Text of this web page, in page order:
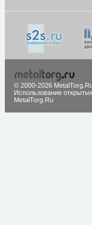
© 2000-2026
Использование
MetalTorg.Ru